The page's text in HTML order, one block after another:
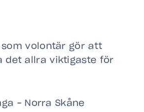
volontär gör att
det allra viktigaste för
– Norra Skåne